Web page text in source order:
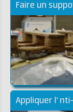
Faire un
Appliquer l'